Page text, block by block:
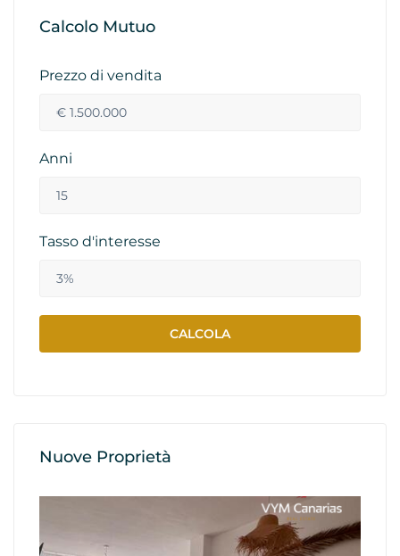
Calcolo Mutuo
Prezzo di vendita
Anni
Tasso d'interesse
Nuove Proprietà